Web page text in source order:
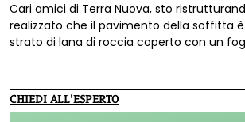
Cari amici di Terra Nuova, sto
realizzato che il pavimento della soffitta
strato di lana di roccia coperto con un
CHIEDI ALL'ESPERTO